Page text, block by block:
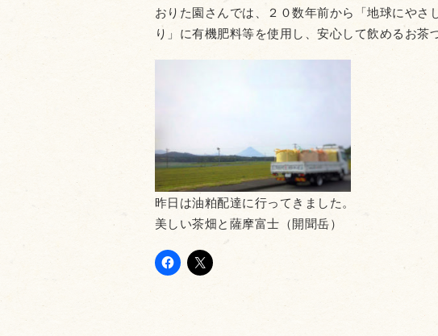
おりた園さんでは、２０数年前から「地球にやさ
り」に有機肥料等を使用し、安心して飲めるお茶
昨日は油粕配達に行ってきました。
美しい茶畑と薩摩富士（開聞岳）